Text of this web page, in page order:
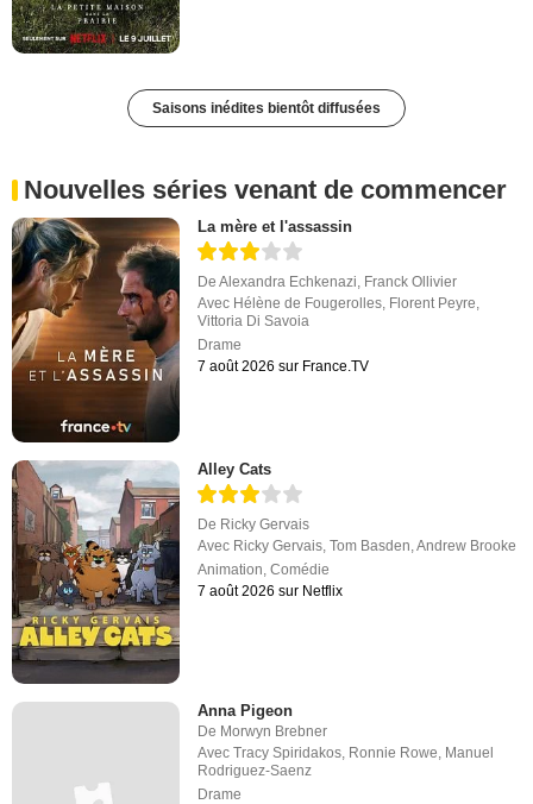
Saisons inédites bientôt diffusées
Nouvelles séries venant de commencer
La mère et l'assassin
DeAlexandra Echkenazi, Franck Ollivier
Avec Hélène de Fougerolles, Florent Peyre,
Vittoria Di Savoia
Drame
7 août 2026 sur France.TV
Alley Cats
De Ricky Gervais
Avec Ricky Gervais ,Tom Basden ,Andrew Brooke
Animation ,Comédie
7 août 2026 sur Netflix
Anna Pigeon
De Morwyn Brebner
AvecTracy Spiridakos, Ronnie Rowe, Manuel
Rodriguez-Saenz
Drame